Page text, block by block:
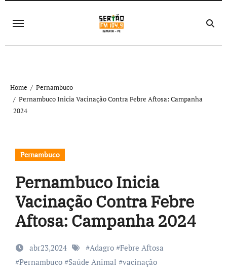
Home
Pernambuco
Pernambuco Inicia Vacinação Contra Febre Aftosa: Campanha
2024
Pernambuco
Pernambuco Inicia
Vacinação Contra Febre
Aftosa: Campanha 2024
abr23,2024 #Adagro#Febre Aftosa
#Pernambuco#Saúde Animal #vacinação